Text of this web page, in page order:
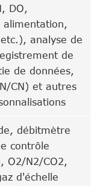
DO,
analyse de
de
de données,
CN) et autres
débitmètre
contrôle
O2/N2/CO2,
d'échelle